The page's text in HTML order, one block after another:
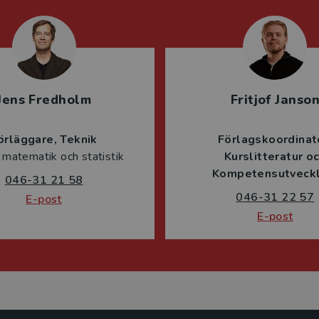
Fredholm
Teknik
matematik och statistik
046-31 21 58
E-post
Fritjof Janson
Kurslitteratur
046-31 22 57
E-post